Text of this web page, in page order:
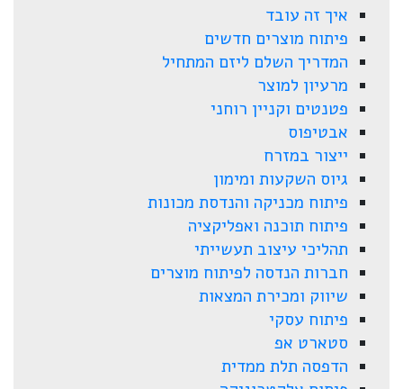
איך זה עובד
פיתוח מוצרים חדשים
המדריך השלם ליזם המתחיל
מרעיון למוצר
פטנטים וקניין רוחני
אבטיפוס
ייצור במזרח
גיוס השקעות ומימון
פיתוח מכניקה והנדסת מכונות
פיתוח תוכנה ואפליקציה
תהליכי עיצוב תעשייתי
חברות הנדסה לפיתוח מוצרים
שיווק ומכירת המצאות
פיתוח עסקי
סטארט אפ
הדפסה תלת ממדית